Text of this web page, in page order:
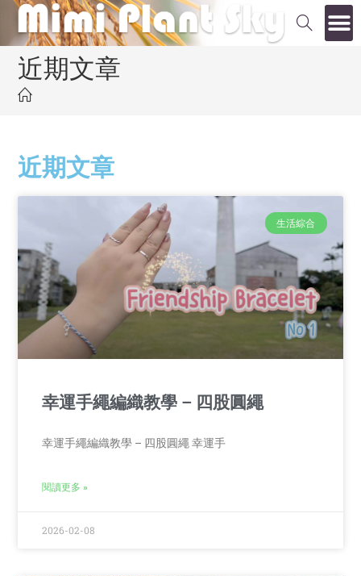
近期文章
近期文章
生活綜合
幸運手繩編織教學 – 四股圓繩
幸運手繩編織教學 – 四股圓繩 幸運手
閱讀更多 »
2026-02-08